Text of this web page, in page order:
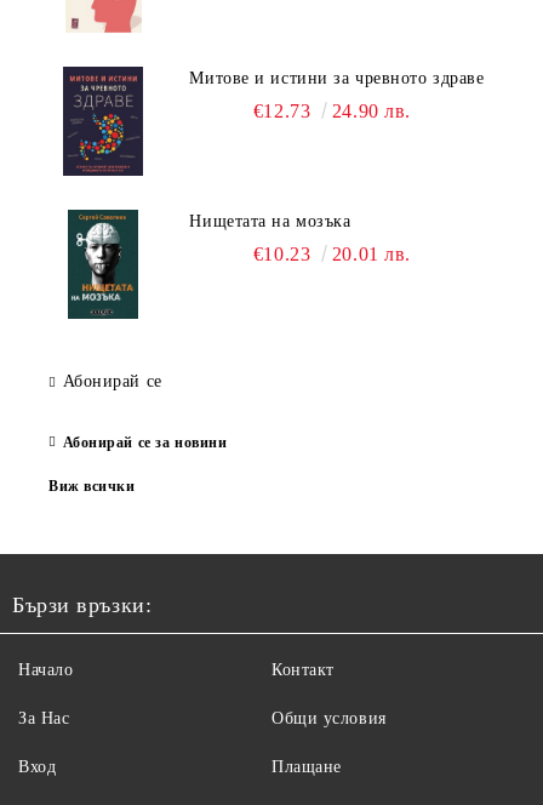
Митове и истини за чревното здраве
€12.73 24.90 лв.
Нищетата на мозъка
€10.23 20.01 лв.
Абонирай се
Абонирай се за новини
Виж всички
Бързи връзки:
Начало
За Нас
Вход
Контакт
Общи условия
Плащане